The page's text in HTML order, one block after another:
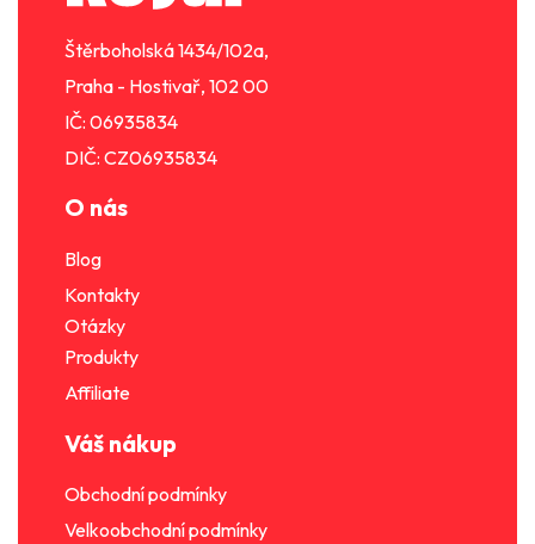
Štěrboholská 1434/102a,
Praha - Hostivař, 102 00
IČ: 06935834
DIČ: CZ06935834
O nás
Blog
Kontakty
Otázky
Produkty
Affiliate
Váš nákup
Obchodní podmínky
Velkoobchodní podmínky